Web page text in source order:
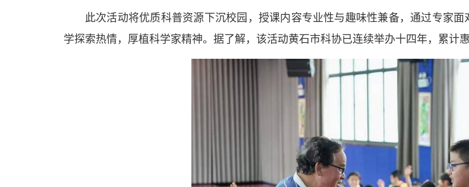
此次活动将优质科普资源下沉校园，授课内容专业性与趣味性兼备，通过专家
学探索热情，厚植科学家精神。据了解，该活动黄石市科协已连续举办十四年，累计